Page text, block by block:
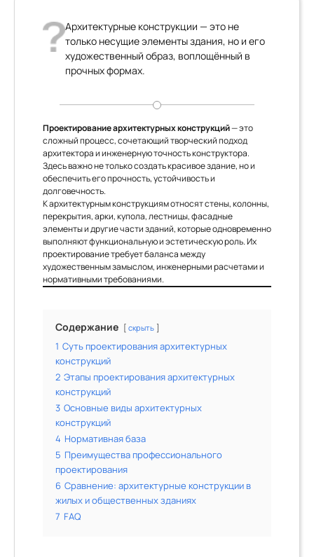
Архитектурные конструкции — это не
только несущие элементы здания, но и его
художественный образ, воплощённый в
прочных формах.
Проектирование архитектурных конструкций— это
сложный процесс, сочетающий творческий подход
архитектора и инженерную точность конструктора.
Здесь важно не только создать красивое здание, но и
обеспечить его прочность, устойчивость и
долговечность.
К архитектурным конструкциям относят стены, колонны,
перекрытия, арки, купола, лестницы, фасадные
элементы и другие части зданий, которые одновременно
выполняют функциональную и эстетическую роль. Их
проектирование требует баланса между
художественным замыслом, инженерными расчетами и
нормативными требованиями.
Содержание скрыть
1 Суть проектирования архитектурных
конструкций
2 Этапы проектирования архитектурных
конструкций
3 Основные виды архитектурных
конструкций
4 Нормативная база
5 Преимущества профессионального
проектирования
6 Сравнение: архитектурные конструкции в
жилых и общественных зданиях
7 FAQ